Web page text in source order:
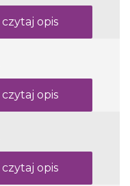
czytaj opis
czytaj opis
czytaj opis